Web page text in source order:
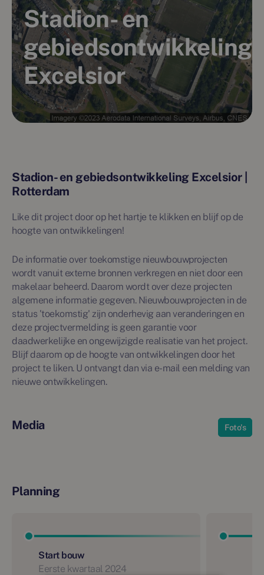
Stadion- en
gebiedsontwikkeling
Excelsior
Stadion- en gebiedsontwikkeling Excelsior |
Rotterdam
Like dit project door op het hartje te klikken en blijf op de
hoogte van ontwikkelingen!
De informatie over toekomstige nieuwbouwprojecten
wordt vanuit externe bronnen verkregen en niet door een
makelaar beheerd. Daarom wordt over deze projecten
algemene informatie gegeven. Nieuwbouwprojecten in de
status 'toekomstig' zijn onderhevig aan veranderingen en
deze projectvermelding is geen garantie voor
daadwerkelijke en ongewijzigde realisatie van het project.
Blijf daarom op de hoogte van ontwikkelingen door het
project te liken. U ontvangt dan via e-mail een melding van
nieuwe ontwikkelingen.
Media Foto's
Planning
Start bouw
Eerste kwartaal 2024